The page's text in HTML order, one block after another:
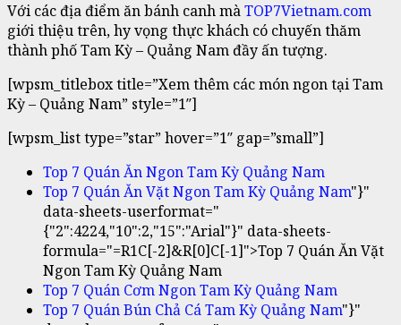
Với các địa điểm ăn bánh canh màTOP7Vietnam.com
giới thiệu trên, hy vọng thực khách có chuyến thăm
thành phố Tam Kỳ – Quảng Nam đầy ấn tượng.
[wpsm_titlebox title=”Xem thêm các món ngon tại Tam
Kỳ – Quảng Nam” style=”1″]
[wpsm_list type=”star” hover=”1″ gap=”small”]
Top 7 Quán Ăn Ngon Tam Kỳ Quảng Nam
Top 7 Quán Ăn Vặt Ngon Tam Kỳ Quảng Nam"}"
data-sheets-userformat="
{"2":4224,"10":2,"15":"Arial"}" data-sheets-
formula="=R1C[-2]&R[0]C[-1]">Top 7 Quán Ăn Vặt
Ngon Tam Kỳ Quảng Nam
Top 7 Quán Cơm Ngon Tam Kỳ Quảng Nam
Top 7 Quán Bún Chả Cá Tam Kỳ Quảng Nam"}"